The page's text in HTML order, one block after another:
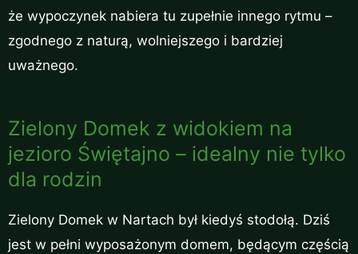
że wypoczynek nabiera tu zupełnie innego rytmu –
zgodnego z naturą, wolniejszego i bardziej
uważnego.
Zielony Domek z widokiem na
jezioro Świętajno – idealny nie tylko
dla rodzin
Zielony Domek w Nartach był kiedyś stodołą. Dziś
jest w pełni wyposażonym domem, będącym częścią